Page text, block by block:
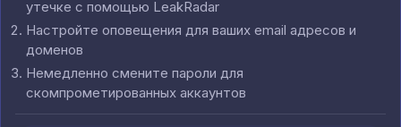
утечке с помощью LeakRadar
Настройте оповещения для ваших email адресов и
доменов
Немедленно смените пароли для
скомпрометированных аккаунтов